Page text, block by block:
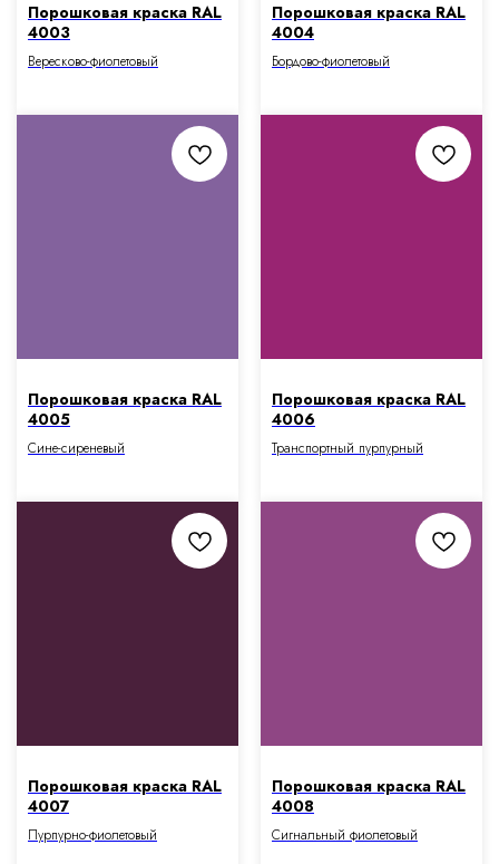
Порошковая краска RAL
4003
Вересково-фиолетовый
Порошковая краска RAL
4004
Бордово-фиолетовый
Порошковая краска RAL
4005
Сине-сиреневый
Порошковая краска RAL
4006
Транспортный пурпурный
Порошковая краска RAL
4007
Пурпурно-фиолетовый
Порошковая краска RAL
4008
Сигнальный фиолетовый